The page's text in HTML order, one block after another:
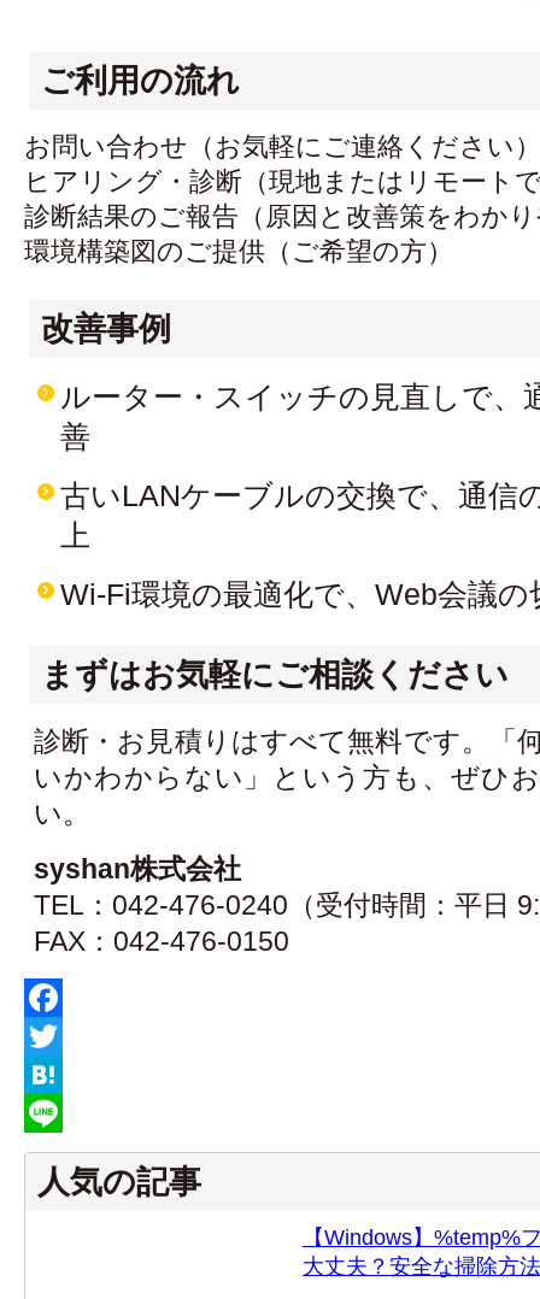
ご利用の流れ
お問い合わせ（お気軽にご連絡ください）
ヒアリング・診断（現地またはリモート
診断結果のご報告（原因と改善策をわか
環境構築図のご提供（ご希望の方）
改善事例
ルーター・スイッチの見直しで、
善
古いLANケーブルの交換で、通信
上
Wi-Fi環境の最適化で、Web会議
まずはお気軽にご相談ください
診断・お見積りはすべて無料です。「
いかわからない」という方も、ぜひ
い。
syshan株式会社
TEL：042-476-0240（受付時間：平日
FAX：042-476-0150
Facebook
Twitter
Hatena
Line
人気の記事
【Windows】%temp%
大丈夫？安全な掃除方